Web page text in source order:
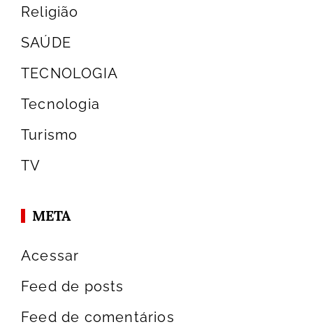
Religião
SAÚDE
TECNOLOGIA
Tecnologia
Turismo
TV
META
Acessar
Feed de posts
Feed de comentários